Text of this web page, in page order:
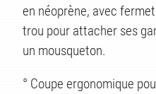
en néoprène, avec
trou pour attacher ses
un mousqueton.
° Coupe ergonomique